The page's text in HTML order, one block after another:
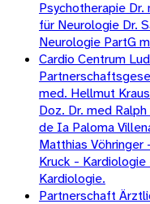
Psychotherapie Dr.
für Neurologie Dr.
Neurologie PartG
Cardio Centrum
med. Hellmut
Doz. Dr. med
de Ia Paloma
Matthias Vöhringer
Kruck -
Kardiologie.
Partnerschaft